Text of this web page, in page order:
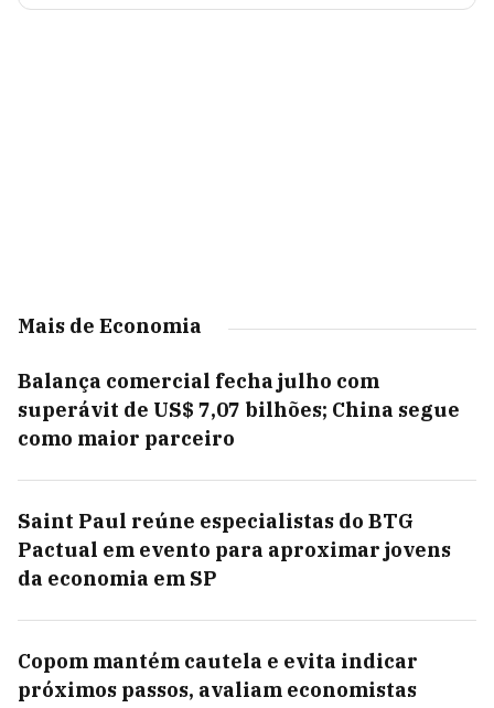
Mais de Economia
Balança comercial fecha julho com
superávit de US$ 7,07 bilhões; China segue
como maior parceiro
Saint Paul reúne especialistas do BTG
Pactual em evento para aproximar jovens
da economia em SP
Copom mantém cautela e evita indicar
próximos passos, avaliam economistas